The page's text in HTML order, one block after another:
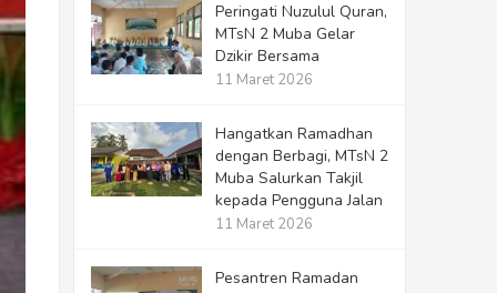
Peringati Nuzulul Quran,
MTsN 2 Muba Gelar
Dzikir Bersama
11 Maret 2026
Hangatkan Ramadhan
dengan Berbagi, MTsN 2
Muba Salurkan Takjil
kepada Pengguna Jalan
11 Maret 2026
Pesantren Ramadan